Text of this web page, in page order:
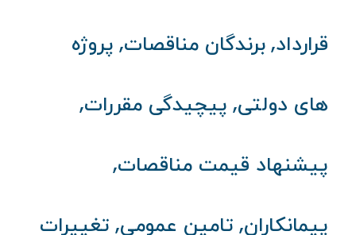
قرارداد, برندگان مناقصات, پروژه
های دولتی, پیچیدگی مقررات,
پیشنهاد قیمت مناقصات,
پیمانکاران, تامین عمومی, تغییرات